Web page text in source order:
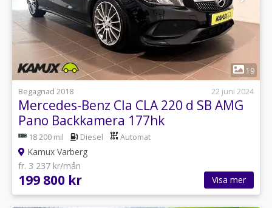
1
19
Begagnad 2018
22 juni 2024
Mercedes-Benz Cla CLA 220 d SB AMG
Pano Backkamera 177hk
18 200 mil Diesel Automat
Kamux Varberg
fr. 3 237 kr/mån
199 800 kr Visa mer